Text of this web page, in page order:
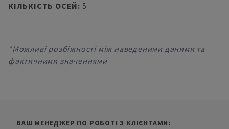
КІЛЬКІСТЬ ОСЕЙ: 5
*Можливі розбіжності між наведеними даними та
фактичними значеннями
ВАШ МЕНЕДЖЕР ПО РОБОТІ З КЛІЄНТАМИ: